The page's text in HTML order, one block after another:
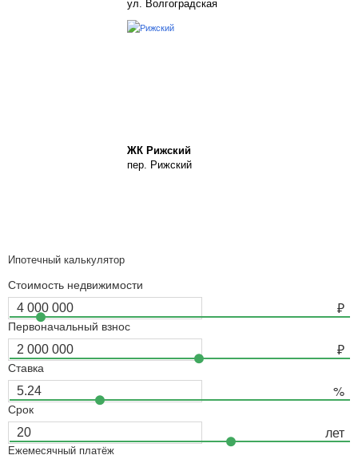
ул. Волгоградская
ЖК Рижский
пер. Рижский
Ипотечный калькулятор
Стоимость недвижимости
Первоначальный взнос
Ставка
Срок
Ежемесячный платёж